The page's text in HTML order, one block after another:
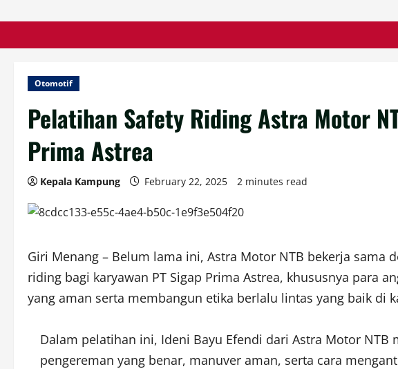
Otomotif
Pelatihan Safety Riding Astra Motor
Prima Astrea
Kepala Kampung February 22, 2025 2 minutes read
Giri Menang – Belum lama ini, Astra Motor NTB bekerja sama
riding bagi karyawan PT Sigap Prima Astrea, khususnya para
yang aman serta membangun etika berlalu lintas yang baik di
Dalam pelatihan ini, Ideni Bayu Efendi dari Astra Motor
pengereman yang benar, manuver aman, serta cara